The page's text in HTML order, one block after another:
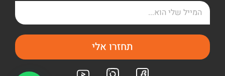
תחזרו אלי